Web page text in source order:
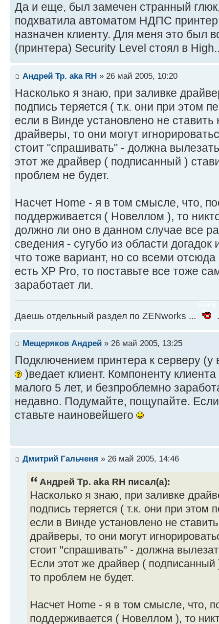
Да и еще, был замечен странный
подхватила автоматом НДПС
назначен клиенту. Для меня это был
(принтера) Security Level стоял в
Андрей Тр. aka RH » 26 май 2005, 10:20
Насколько я знаю, при заливке
подпись теряется ( т.к. они при этом
если в Винде установлено не
драйверы, то они могут
стоит "спрашивать" - должна
этот же драйвер ( подписанный )
проблем не будет.
Насчет Home - я в том смысле, что,
поддерживается ( Новеллом ), то
должно ли оно в данном случае все
сведения - сугубо из области
что тоже вариант, но со всеми
есть XP Pro, то поставьте все тоже
заработает ли.
Даешь отдельный раздел по ZENworks ...
Мещеряков Андрей » 26 май 2005, 13:25
Подключением принтера к серверу
)ведает клиент. Компоненту
малого 5 лет, и безпроблемно
недавно. Подумайте, пощупайте.
ставьте наиновейшего
Дмитрий Гальченя » 26 май 2005, 14:46
Андрей Тр. aka RH писал(а):
Насколько я знаю, при заливке
подпись теряется ( т.к. они при этом
если в Винде установлено не
драйверы, то они могут
стоит "спрашивать" - должна
Если этот же драйвер ( подписанный
то проблем не будет.
Насчет Home - я в том смысле, что,
поддерживается ( Новеллом ), то